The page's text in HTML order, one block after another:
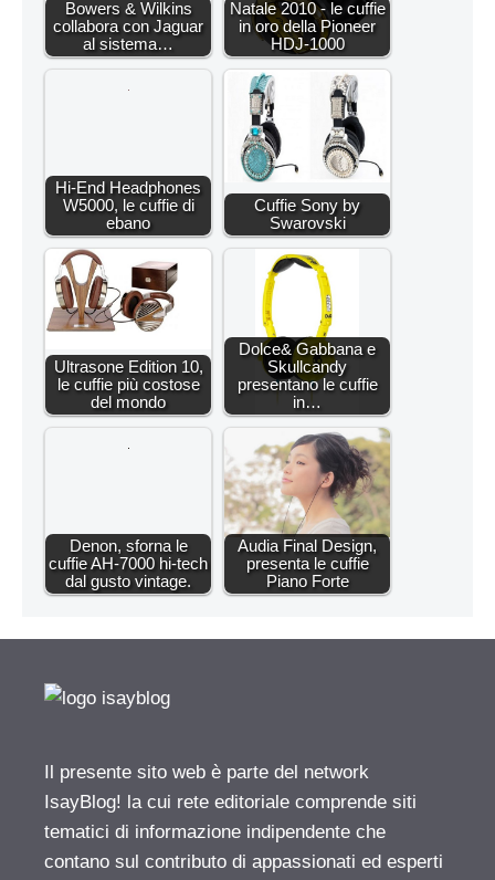
Bowers & Wilkins
collabora con Jaguar
al sistema…
Natale 2010 - le cuffie
in oro della Pioneer
HDJ-1000
Hi-End Headphones
W5000, le cuffie di
ebano
Cuffie Sony by
Swarovski
Ultrasone Edition 10,
le cuffie più costose
del mondo
Dolce& Gabbana e
Skullcandy
presentano le cuffie
in…
Denon, sforna le
cuffie AH-7000 hi-tech
dal gusto vintage.
Audia Final Design,
presenta le cuffie
Piano Forte
Il presente sito web è parte del network
IsayBlog! la cui rete editoriale comprende siti
tematici di informazione indipendente che
contano sul contributo di appassionati ed esperti